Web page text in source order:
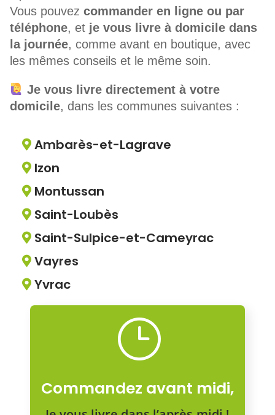
Vous pouvez commander en ligne ou par
téléphone, et je vous livre à domicile dans
la journée, comme avant en boutique, avec
les mêmes conseils et le même soin.
Je vous livre directement à votre
domicile, dans les communes suivantes :
 Ambarès-et-Lagrave
 Izon
 Montussan
 Saint-Loubès
 Saint-Sulpice-et-Cameyrac
 Vayres
 Yvrac
}
Commandez avant midi,